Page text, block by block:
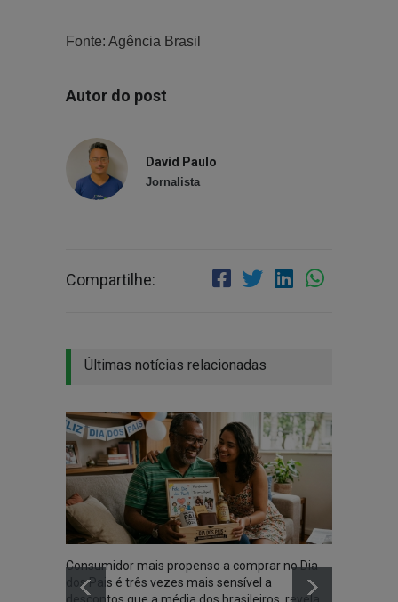
Fonte: Agência Brasil
Autor do post
David Paulo
Jornalista
Compartilhe:
Últimas notícias relacionadas
Consumidor mais propenso a comprar no Dia
dos Pais é três vezes mais sensível a